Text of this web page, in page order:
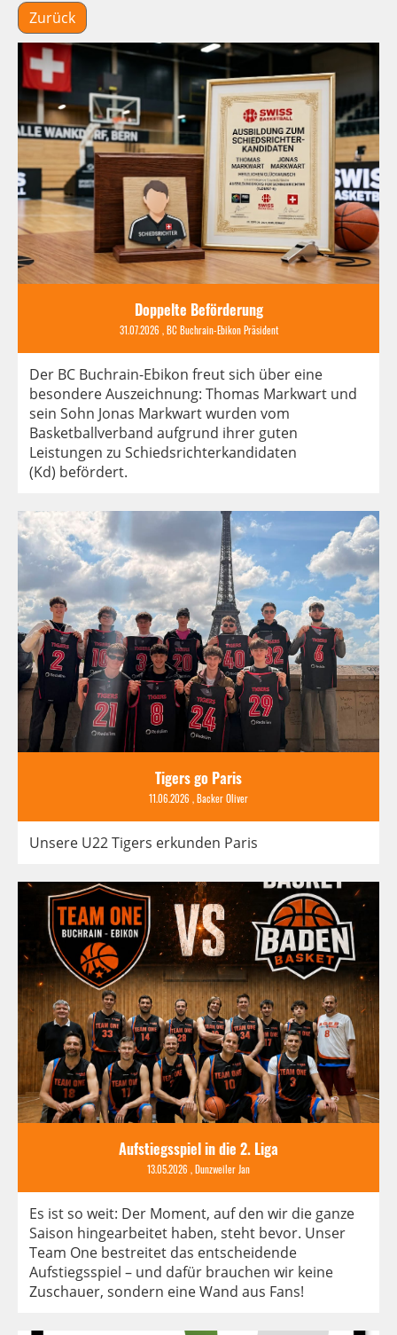
Zurück
Doppelte Beförderung
31.07.2026 , BC Buchrain-Ebikon Präsident
Der BC Buchrain-Ebikon freut sich über eine
besondere Auszeichnung: Thomas Markwart und
sein Sohn Jonas Markwart wurden vom
Basketballverband aufgrund ihrer guten
Leistungen zu Schiedsrichterkandidaten
(Kd) befördert.
Tigers go Paris
11.06.2026 , Backer Oliver
Unsere U22 Tigers erkunden Paris
Aufstiegsspiel in die 2. Liga
13.05.2026 , Dunzweiler Jan
Es ist so weit: Der Moment, auf den wir die ganze
Saison hingearbeitet haben, steht bevor. Unser
Team One bestreitet das entscheidende
Aufstiegsspiel – und dafür brauchen wir keine
Zuschauer, sondern eine Wand aus Fans!